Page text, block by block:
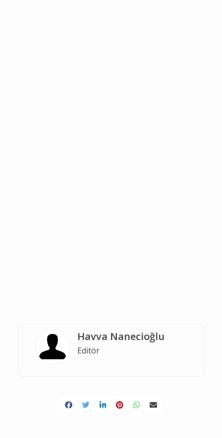
Havva Nanecioğlu
Editör